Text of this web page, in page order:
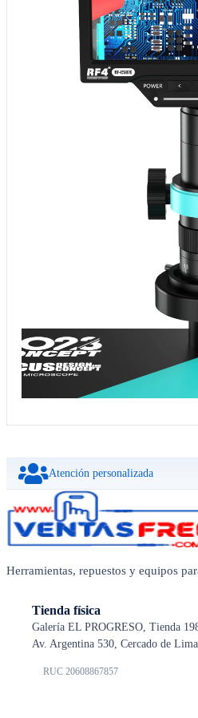
Atención personalizada
Herramientas, repuestos y equipos
Tienda física
Galería EL PROGRESO, Tienda
Av. Argentina 530, Cercado de Lima
RUC 20608867857